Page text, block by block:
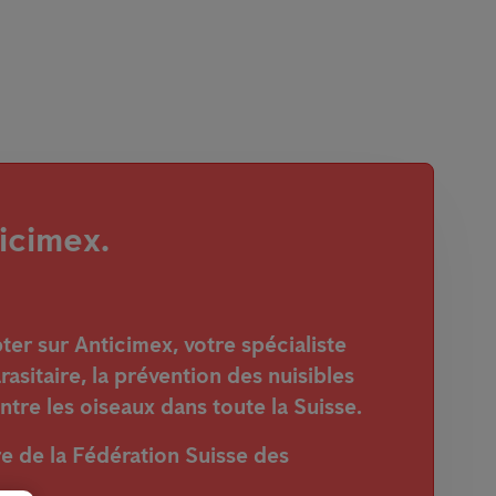
sur Anticimex, votre spécialiste
la prévention des nuisibles
les oiseaux dans toute la Suisse.
de la Fédération Suisse des